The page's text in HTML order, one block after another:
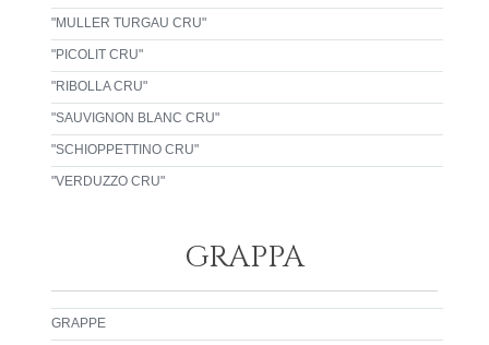
"MULLER TURGAU CRU"
"PICOLIT CRU"
"RIBOLLA CRU"
"SAUVIGNON BLANC CRU"
"SCHIOPPETTINO CRU"
"VERDUZZO CRU"
GRAPPA
GRAPPE